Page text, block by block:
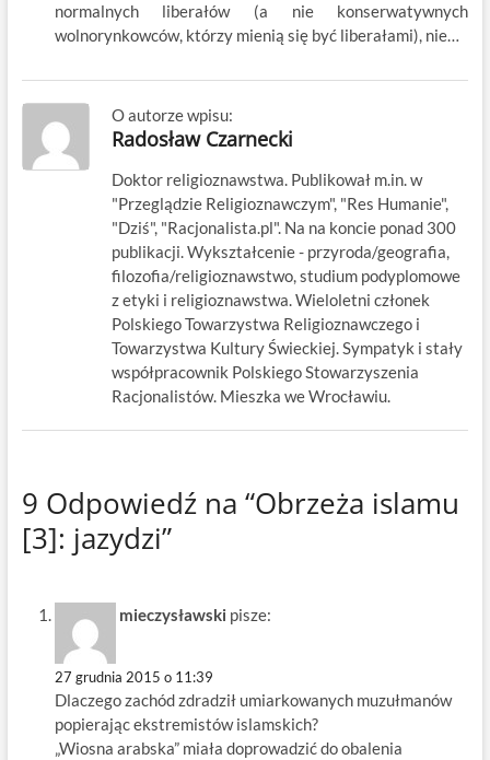
normalnych liberałów (a nie konserwatywnych
wolnorynkowców, którzy mienią się być liberałami), nie…
O autorze wpisu:
Radosław Czarnecki
Doktor religioznawstwa. Publikował m.in. w
"Przeglądzie Religioznawczym", "Res Humanie",
"Dziś", "Racjonalista.pl". Na na koncie ponad 300
publikacji. Wykształcenie - przyroda/geografia,
filozofia/religioznawstwo, studium podyplomowe
z etyki i religioznawstwa. Wieloletni członek
Polskiego Towarzystwa Religioznawczego i
Towarzystwa Kultury Świeckiej. Sympatyk i stały
współpracownik Polskiego Stowarzyszenia
Racjonalistów. Mieszka we Wrocławiu.
9 Odpowiedź na “Obrzeża islamu
[3]: jazydzi”
mieczysławski pisze:
27 grudnia 2015 o 11:39
Dlaczego zachód zdradził umiarkowanych muzułmanów
popierając ekstremistów islamskich?
„Wiosna arabska” miała doprowadzić do obalenia